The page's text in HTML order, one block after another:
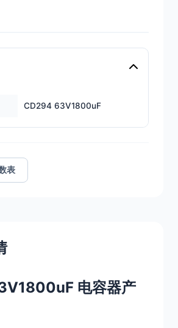
CD294 63V1800uF
表
电容器产